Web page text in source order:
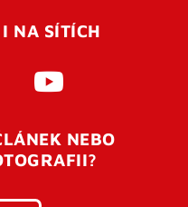
NA SÍTÍCH
NEBO